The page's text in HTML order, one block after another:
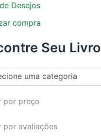
Desejos
compra
Seu Livro
uma categoria
por preço
por avaliações